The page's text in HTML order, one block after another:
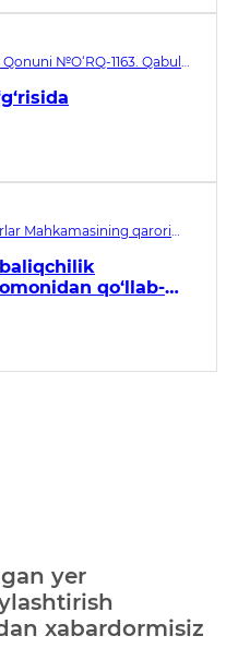
№O‘RQ-1163. Qabul
Mahkamasining qarori
qo‘llab-
yer
xabardormisiz